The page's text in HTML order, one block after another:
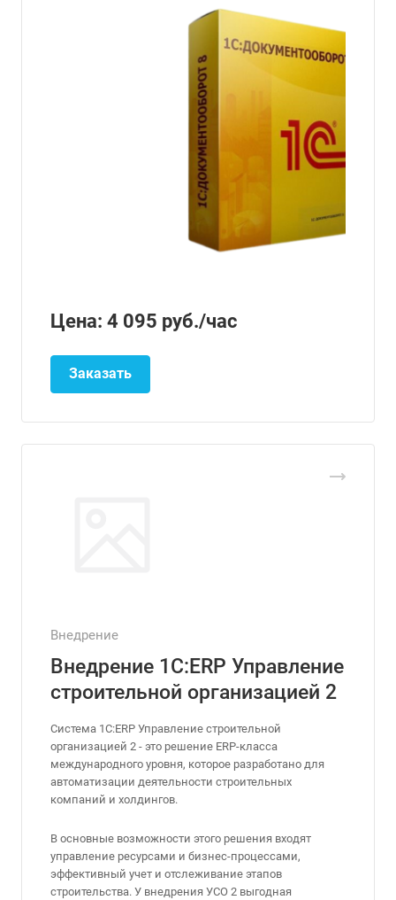
Цена: 4 095 руб./час
Заказать
Внедрение
Внедрение 1С:ERP Управление
строительной организацией 2
Система 1С:ERP Управление строительной
организацией 2 - это решение ERP-класса
международного уровня, которое разработано для
автоматизации деятельности строительных
компаний и холдингов.
В основные возможности этого решения входят
управление ресурсами и бизнес-процессами,
эффективный учет и отслеживание этапов
строительства. У внедрения УСО 2 выгодная